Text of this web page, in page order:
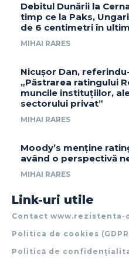
Debitul Dunării la
timp ce la Paks,
de 6 centimetri în
MIHAI RARES
Nicușor Dan,
„Păstrarea ratingului
muncile instituțiilor,
sectorului privat”
MIHAI RARES
Moody’s menține
având o perspectivă
MIHAI RARES
Link-uri utile
Contact www.rezistenta-
Politica de cookies
Politică de